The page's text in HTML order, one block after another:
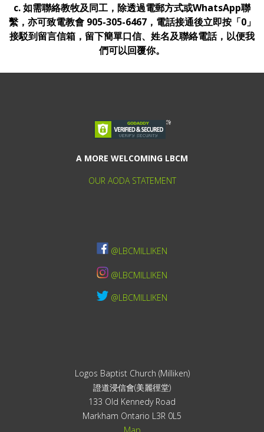
c. 如需聯絡教牧及同工，除透過電郵方式或WhatsApp聯
繫，亦可致電教會 905-305-6467，電話接通後立即按「0」
接駁到留言信箱，留下簡單口信、姓名及聯絡電話，以便我
們可以回覆你。
Logos Baptist Church (Milliken)
證道浸信會(美麗徑堂)
133 Old Kennedy Road
Markham Ontario L3R 0L5
Map
A MORE WELCOMING LBCM
OUR AODA STATEMENT
@LBCMILLIKEN
@LBCMILLIKEN
@LBCMILLIKEN